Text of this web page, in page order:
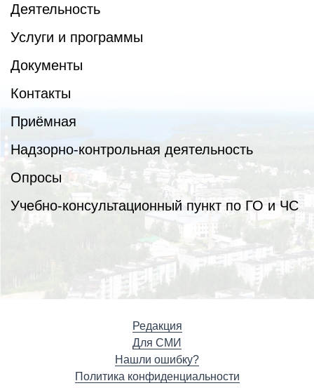
Деятельность
Услуги и программы
Документы
Контакты
Приёмная
Надзорно-контрольная деятельность
Опросы
Учебно-консультационный пункт по ГО и ЧС
Редакция
Для СМИ
Нашли ошибку?
Политика конфиденциальности